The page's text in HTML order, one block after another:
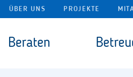
Navigation überspringen
ÜBER UNS PROJEKTE
Beraten